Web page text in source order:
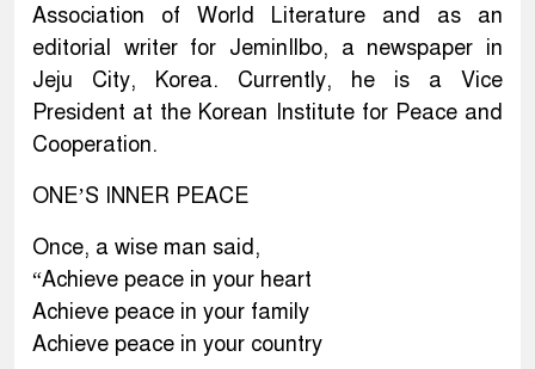
Association of World Literature and as an
editorial writer for JeminIlbo, a newspaper in
Jeju City, Korea. Currently, he is a Vice
President at the Korean Institute for Peace and
Cooperation.
ONE’S INNER PEACE
Once, a wise man said,
“Achieve peace in your heart
Achieve peace in your family
Achieve peace in your country